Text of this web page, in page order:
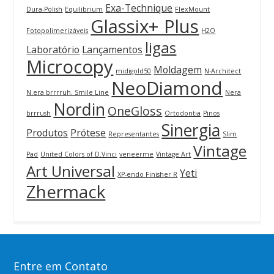
Dura-Polish Equilibrium Exa-Technique FlexMount
Fotopolimerizáveis Glassix+ Plus H2O
Laboratório Lançamentos ligas
Microcopy midigold50 Moldagem N-Architect
N.era brrrruh. Smile Line NeoDiamond Nera
brrrush Nordin OneGloss Ortodontia Pinos
Produtos Prótese Representantes Sinergia Slim
Pad United Colors of D.Vinci veneerme Vintage Art Vintage
Art Universal XP-endo Finisher R Yeti
Zhermack
Entre em Contato